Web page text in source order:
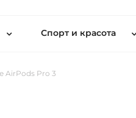
Спорт и красота
AirPods Pro 3